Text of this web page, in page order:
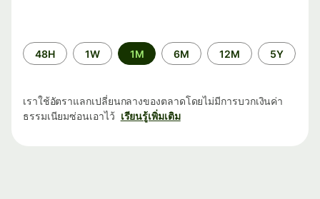
ระยะ
เวลา
48H 1W 1M 6M 12M 5Y
เราใช้อัตราแลกเปลี่ยนกลางของตลาดโดยไม่มีการบวกเงินค่า
ธรรมเนียมซ่อนเอาไว้ เรียนรู้เพิ่มเติม